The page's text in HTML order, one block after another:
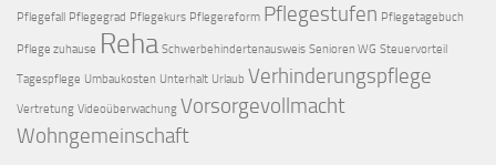
Pflegefall Pflegegrad Pflegekurs Pflegereform Pflegestufen Pflegetagebuch
Pflege zuhause Reha Schwerbehindertenausweis Senioren WG Steuervorteil
Tagespflege Umbaukosten Unterhalt Urlaub Verhinderungspflege
Vertretung Videoüberwachung Vorsorgevollmacht
Wohngemeinschaft